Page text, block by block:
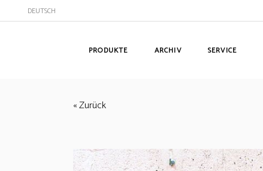
DEUTSCH
PRODUKTE ARCHIV SERVICE
« Zurück